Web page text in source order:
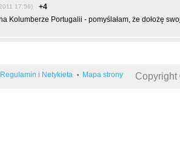
17:56)
+4
Kolumberze Portugalii - pomyślałam, że dołożę
Regulamin i Netykieta Mapa strony